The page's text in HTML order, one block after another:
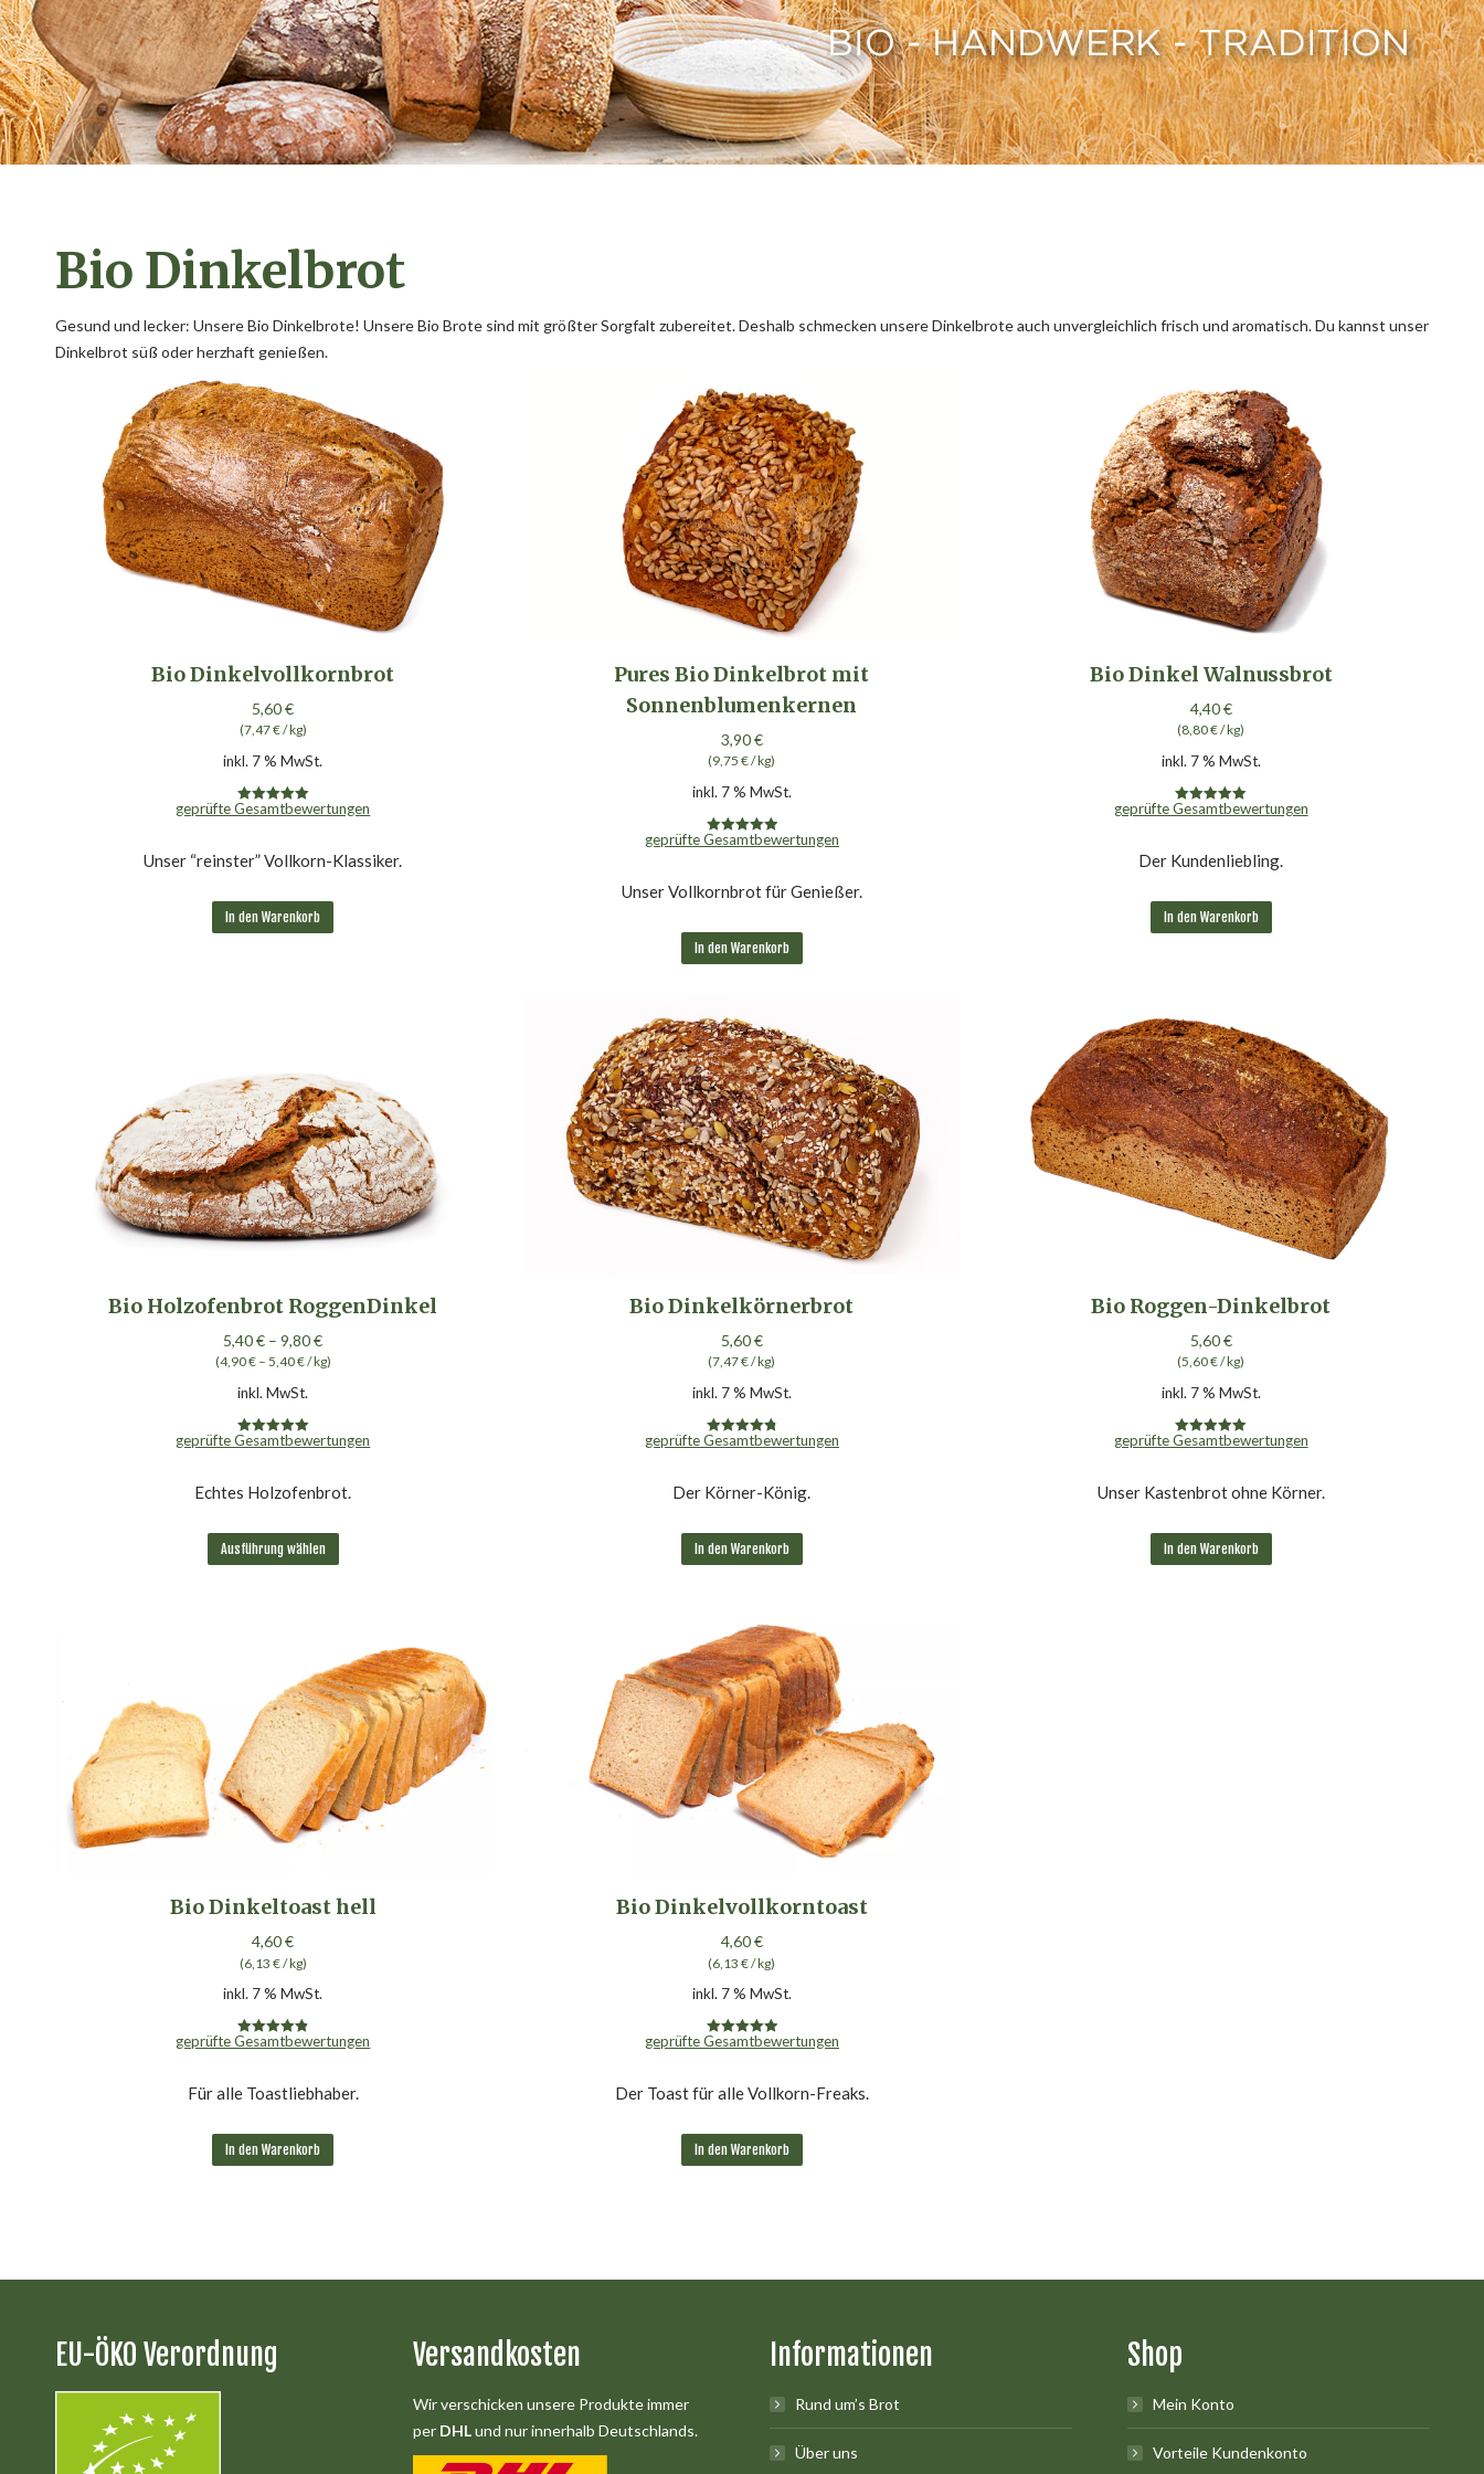
Bio Dinkelbrot
Gesund und lecker: Unsere Bio Dinkelbrote! Unsere Bio Brote sind mit größter Sorgfalt zubereitet. Deshalb schmecken unsere Dinkelbrote auch unvergleichlich frisch und aromatisch. Du kannst unser
Dinkelbrot süß oder herzhaft genießen.
Bio Dinkelvollkornbrot
5,60€
(7,47€/kg)
inkl. 7 % MwSt.
Bewertet mit
geprüfte Gesamtbewertungen
Unser “reinster” Vollkorn-Klassiker.
In den Warenkorb
Pures Bio Dinkelbrot mit
Sonnenblumenkernen
3,90€
(9,75€/kg)
inkl. 7 % MwSt.
Bewertet mit
geprüfte Gesamtbewertungen
Unser Vollkornbrot für Genießer.
In den Warenkorb
Bio Dinkel Walnussbrot
4,40€
(8,80€/kg)
inkl. 7 % MwSt.
Bewertet mit
geprüfte Gesamtbewertungen
Der Kundenliebling.
In den Warenkorb
Bio Holzofenbrot RoggenDinkel
5,40€ –9,80€
(4,90€– 5,40€/kg)
inkl. MwSt.
Bewertet mit
geprüfte Gesamtbewertungen
Echtes Holzofenbrot.
Ausführung wählen
Produkt
Varianten
auf.
Die
Optionen
können
auf
der
Produktseite
Bio Dinkelkörnerbrot
5,60€
(7,47€/kg)
inkl. 7 % MwSt.
Bewertet mit
geprüfte Gesamtbewertungen
Der Körner-König.
In den Warenkorb
Bio Roggen-Dinkelbrot
5,60€
(5,60€/kg)
inkl. 7 % MwSt.
Bewertet mit
geprüfte Gesamtbewertungen
Unser Kastenbrot ohne Körner.
In den Warenkorb
Bio Dinkeltoast hell
4,60€
(6,13 €/kg)
inkl. 7 % MwSt.
Bewertet mit
geprüfte Gesamtbewertungen
Für alle Toastliebhaber.
In den Warenkorb
Bio Dinkelvollkorntoast
4,60€
(6,13€/kg)
inkl. 7 % MwSt.
Bewertet mit
geprüfte Gesamtbewertungen
Der Toast für alle Vollkorn-Freaks.
In den Warenkorb
EU-ÖKO Verordnung Versandkosten
Wir verschicken unsere Produkte immer
per DHLund nur innerhalb Deutschlands.
Informationen
Rund um’s Brot
Über uns
Shop
Mein Konto
Vorteile Kundenkonto